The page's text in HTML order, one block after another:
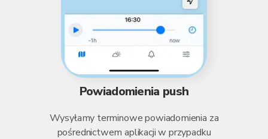
Powiadomienia push
Wysyłamy terminowe powiadomienia za
pośrednictwem aplikacji w przypadku